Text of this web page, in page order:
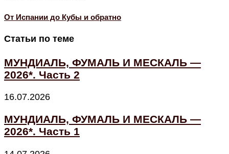
От Испании до Кубы и обратно
Статьи по теме
МУНДИАЛЬ, ФУМАЛЬ И МЕСКАЛЬ —
2026*. Часть 2
16.07.2026
МУНДИАЛЬ, ФУМАЛЬ И МЕСКАЛЬ —
2026*. Часть 1